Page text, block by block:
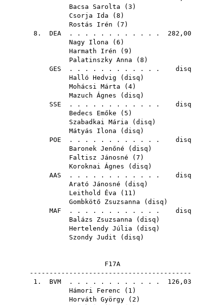
Bacsa Sarolta ( 3 )
Csorja Ida ( 8 )
Rostás Irén ( 7 )
8. DEA . . . . . . . . . . . . 282,00
Nagy Ilona ( 6 )
Harmath Irén ( 9 )
Palatinszky Anna ( 8 )
GES . . . . . . . . . . . . disq
Halló Hedvig ( disq )
Mohácsi Márta ( 4)
Mazuch Ágnes ( disq )
SSE . . . . . . . . . . . . disq
Bedecs Emőke ( 5 )
Szabadkai Mária ( disq )
Mátyás Ilona ( disq )
POE . . . . . . . . . . . . disq
Baronek Jenőné ( disq )
Faltisz Jánosné ( 7 )
Koroknai Ágnes ( disq )
AAS . . . . . . . . . . . . disq
Arató Jánosné ( disq )
Leithold Éva ( 11 )
Gombkötő Zsuzsanna ( disq )
MAF . . . . . . . . . . . . disq
Balázs Zsuzsanna ( disq )
Hertelendy Júlia ( disq )
Szondy Judit ( disq )
F17A
-----------------------------------------
1. BVM . . . . . . . . . . . . 126,03
Hámori Ferenc ( 1 )
Horváth György ( 2 )